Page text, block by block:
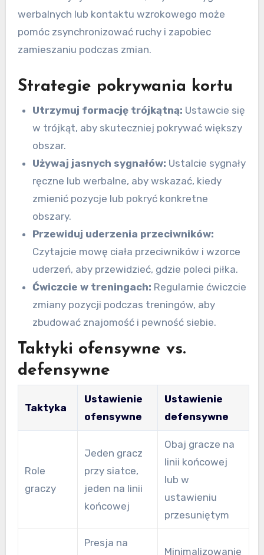
werbalnych lub kontaktu wzrokowego może
pomóc zsynchronizować ruchy i zapobiec
zamieszaniu podczas zmian.
Strategie pokrywania kortu
Utrzymuj formację trójkątną: Ustawcie się
w trójkąt, aby skuteczniej pokrywać większy
obszar.
Używaj jasnych sygnałów: Ustalcie sygnały
ręczne lub werbalne, aby wskazać, kiedy
zmienić pozycje lub pokryć konkretne
obszary.
Przewiduj uderzenia przeciwników:
Czytajcie mowę ciała przeciwników i wzorce
uderzeń, aby przewidzieć, gdzie poleci piłka.
Ćwiczcie w treningach: Regularnie ćwiczcie
zmiany pozycji podczas treningów, aby
zbudować znajomość i pewność siebie.
Taktyki ofensywne vs.
defensywne
Taktyka
Ustawienie
ofensywne
Ustawienie
defensywne
Role
graczy
Jeden gracz
przy siatce,
jeden na linii
końcowej
Obaj gracze na
linii końcowej
lub w
ustawieniu
przesuniętym
Presja na
Minimalizowanie